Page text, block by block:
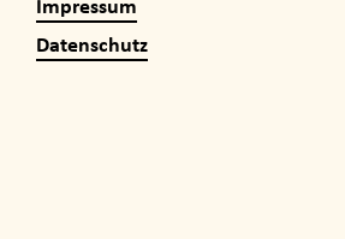
Datenschutz